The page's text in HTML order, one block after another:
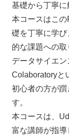
基礎から丁寧に
本コースはこ
礎を丁寧に学
的な課題への取
データサイエ
Colaboratoryと
初心者の方が
す。
本コースは、
富な講師が指